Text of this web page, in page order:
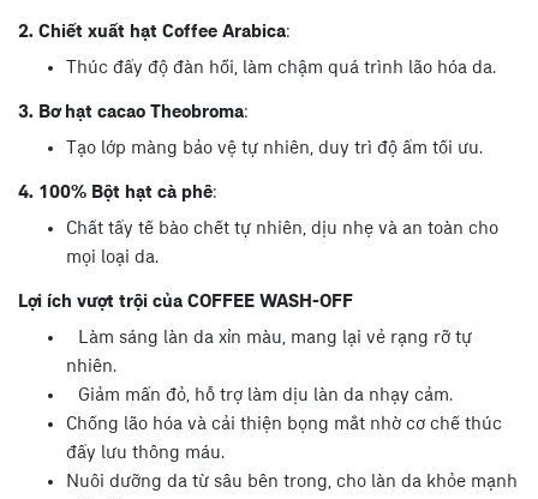
2. Chiết xuất hạt Coffee Arabica:
Thúc đẩy độ đàn hồi, làm chậm quá trình lão hóa da.
3. Bơ hạt cacao Theobroma:
Tạo lớp màng bảo vệ tự nhiên, duy trì độ ẩm tối ưu.
4. 100% Bột hạt cà phê:
Chất tẩy tế bào chết tự nhiên, dịu nhẹ và an toàn cho
mọi loại da.
Lợi ích vượt trội của COFFEE WASH-OFF
Làm sáng làn da xỉn màu, mang lại vẻ rạng rỡ tự
nhiên.
Giảm mẩn đỏ, hỗ trợ làm dịu làn da nhạy cảm.
Chống lão hóa và cải thiện bọng mắt nhờ cơ chế thúc
đẩy lưu thông máu.
Nuôi dưỡng da từ sâu bên trong, cho làn da khỏe mạnh